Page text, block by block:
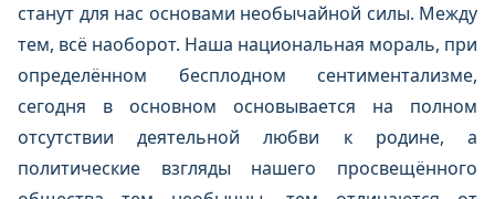
станут для нас основами необычайной силы. Между
тем, всё наоборот. Наша национальная мораль, при
определённом бесплодном сентиментализме,
сегодня в основном основывается на полном
отсутствии деятельной любви к родине, а
политические взгляды нашего просвещённого